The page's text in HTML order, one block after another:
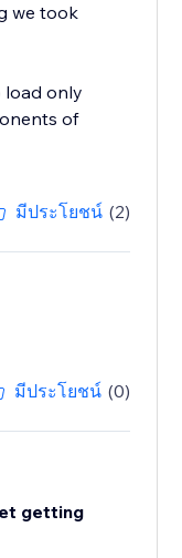
we took
load only
of
มีประโยชน์ (2)
มีประโยชน์ (0)
getting